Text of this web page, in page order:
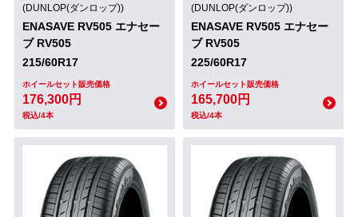
(DUNLOP(ダンロップ))
ENASAVE RV505 エナセー
ブ RV505
215/60R17
ホイールセット販売価格
176,300円
税込/4本
(DUNLOP(ダンロップ))
ENASAVE RV505 エナセー
ブ RV505
225/60R17
ホイールセット販売価格
165,700円
税込/4本